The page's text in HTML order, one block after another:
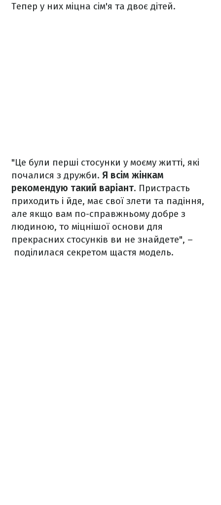
Тепер у них міцна сім'я та двоє дітей.
"Це були перші стосунки у моєму житті, які
почалися з дружби. Я всім жінкам
рекомендую такий варіант. Пристрасть
приходить і йде, має свої злети та падіння,
але якщо вам по-справжньому добре з
людиною, то міцнішої основи для
прекрасних стосунків ви не знайдете", –
поділилася секретом щастя модель.